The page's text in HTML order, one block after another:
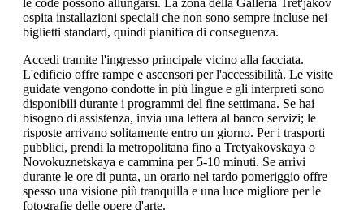
le code possono allungarsi. La zona della Galleria Tret'jakov
ospita installazioni speciali che non sono sempre incluse nei
biglietti standard, quindi pianifica di conseguenza.
Accedi tramite l'ingresso principale vicino alla facciata.
L'edificio offre rampe e ascensori per l'accessibilità. Le visite
guidate vengono condotte in più lingue e gli interpreti sono
disponibili durante i programmi del fine settimana. Se hai
bisogno di assistenza, invia una lettera al banco servizi; le
risposte arrivano solitamente entro un giorno. Per i trasporti
pubblici, prendi la metropolitana fino a Tretyakovskaya o
Novokuznetskaya e cammina per 5-10 minuti. Se arrivi
durante le ore di punta, un orario nel tardo pomeriggio offre
spesso una visione più tranquilla e una luce migliore per le
fotografie delle opere d'arte.